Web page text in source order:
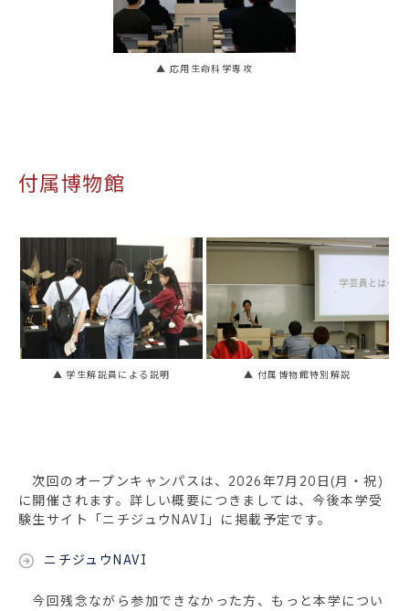
▲ 応用生命科学専攻
付属博物館
▲ 学生解説員による説明 ▲ 付属博物館特別解説
次回のオープンキャンパスは、2026年7月20日(月・祝)
に開催されます。詳しい概要につきましては、今後本学受
験生サイト「ニチジュウNAVI」に掲載予定です。
ニチジュウNAVI
今回残念ながら参加できなかった方、もっと本学につい